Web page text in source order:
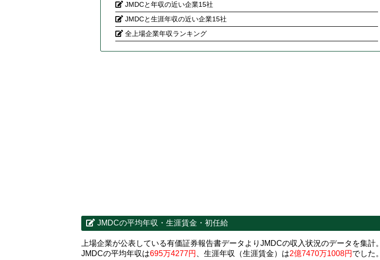
JMDCと年収の近い企業15社
JMDCと生涯年収の近い企業15社
全上場企業年収ランキング
JMDCの平均年収・生涯賃金・初任給
上場企業が公表している有価証券報告書データよりJMDCの収入状況のデータを集計。
JMDCの平均年収は695万4277円 、生涯年収（生涯賃金）は2億7470万1008円 でした。